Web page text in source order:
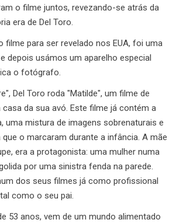
o filme juntos, revezando-se atrás da
era de Del Toro.
filme para ser revelado nos EUA, foi uma
depois usámos um aparelho especial
o fotógrafo.
Del Toro roda "Matilde", um filme de
da sua avó. Este filme já contém a
uma mistura de imagens sobrenaturais e
o marcaram durante a infância. A mãe
era a protagonista: uma mulher numa
por uma sinistra fenda na parede.
dos seus filmes já como profissional
como o seu pai.
53 anos, vem de um mundo alimentado